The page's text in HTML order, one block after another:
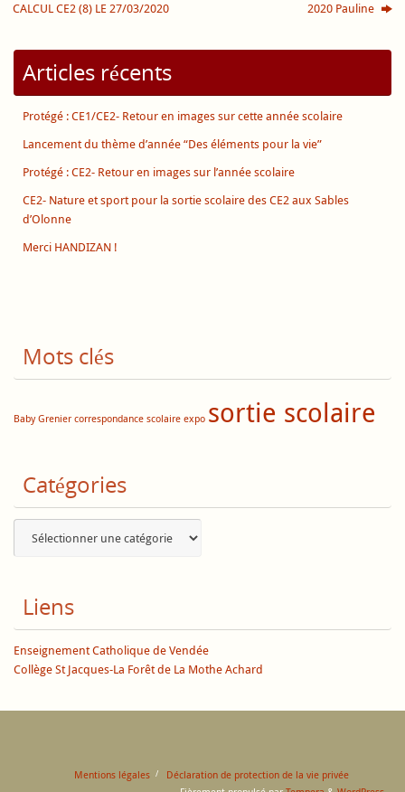
CALCUL CE2 (8) LE 27/03/2020
2020 Pauline
Articles récents
Protégé : CE1/CE2- Retour en images sur cette année scolaire
Lancement du thème d’année “Des éléments pour la vie”
Protégé : CE2- Retour en images sur l’année scolaire
CE2- Nature et sport pour la sortie scolaire des CE2 aux Sables
d’Olonne
Merci HANDIZAN !
Mots clés
Baby Grenier correspondance scolaire expo sortie scolaire
Catégories
Liens
Enseignement Catholique de Vendée
Collège St Jacques-La Forêt de La Mothe Achard
Mentions légales
Déclaration de protection de la vie privée